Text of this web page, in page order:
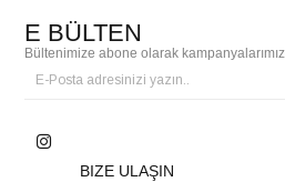
E BÜLTEN
Bültenimize abone olarak
BIZE ULAŞIN